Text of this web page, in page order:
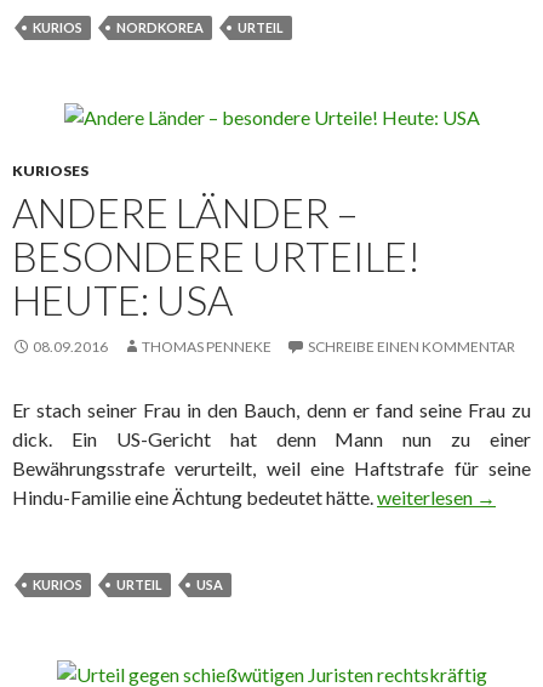
KURIOS NORDKOREA URTEIL
KURIOSES
ANDERE LÄNDER –
BESONDERE URTEILE!
HEUTE: USA
08.09.2016 THOMAS PENNEKE SCHREIBE EINEN KOMMENTAR
Er stach seiner Frau in den Bauch, denn er fand seine Frau zu
dick. Ein US-Gericht hat denn Mann nun zu einer
Bewährungsstrafe verurteilt, weil eine Haftstrafe für seine
Hindu-Familie eine Ächtung bedeutet hätte.Andere Länder –
weiterlesen →
KURIOS URTEIL USA